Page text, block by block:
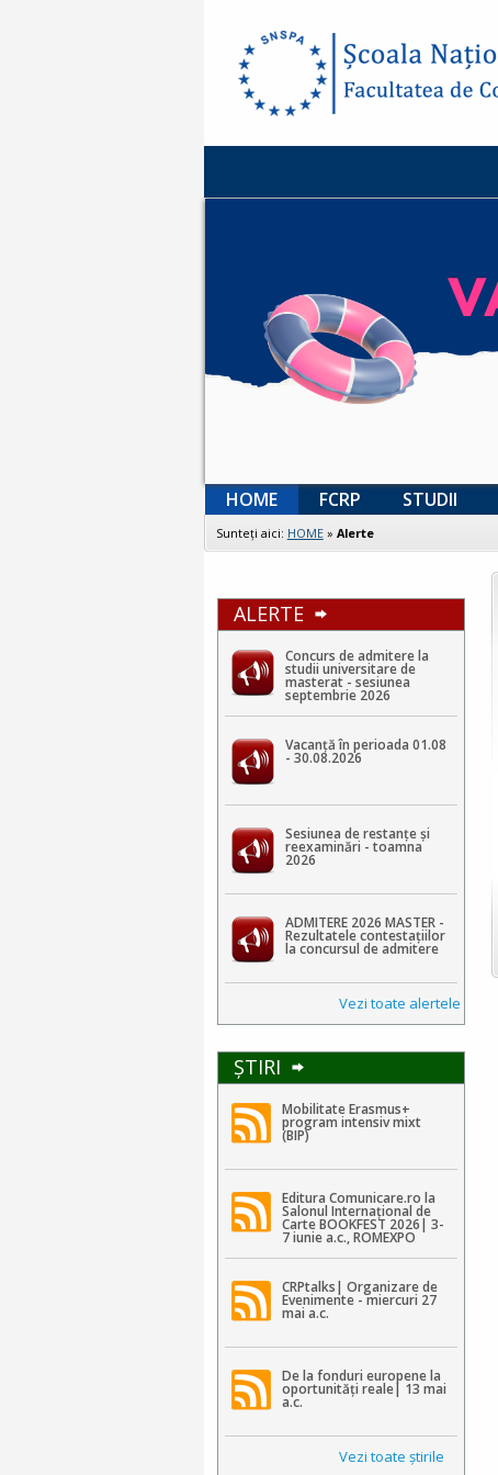
HOME FCRP STUDII
Sunteţi aici: HOME» Alerte
ALERTE
Concurs de admitere la
studii universitare de
masterat - sesiunea
septembrie 2026
Vacanță în perioada 01.08
- 30.08.2026
Sesiunea de restanțe și
reexaminări - toamna
2026
ADMITERE 2026 MASTER -
Rezultatele contestaţiilor
la concursul de admitere
Vezi toate alertele
ŞTIRI
Mobilitate Erasmus+
program intensiv mixt
(BIP)
Editura Comunicare.ro la
Salonul Internațional de
Carte BOOKFEST 2026| 3-
7 iunie a.c., ROMEXPO
CRPtalks| Organizare de
Evenimente - miercuri 27
mai a.c.
De la fonduri europene la
oportunități reale| 13 mai
a.c.
Vezi toate ştirile